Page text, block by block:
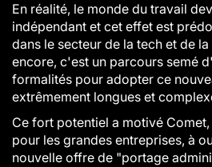
En réalité, le monde du travail
indépendant et cet effet est
dans le secteur de la tech et de
encore, c'est un parcours semé
formalités pour adopter ce
extrêmement longues et
Ce fort potentiel a motivé
pour les grandes entreprises, à
nouvelle offre de "portage